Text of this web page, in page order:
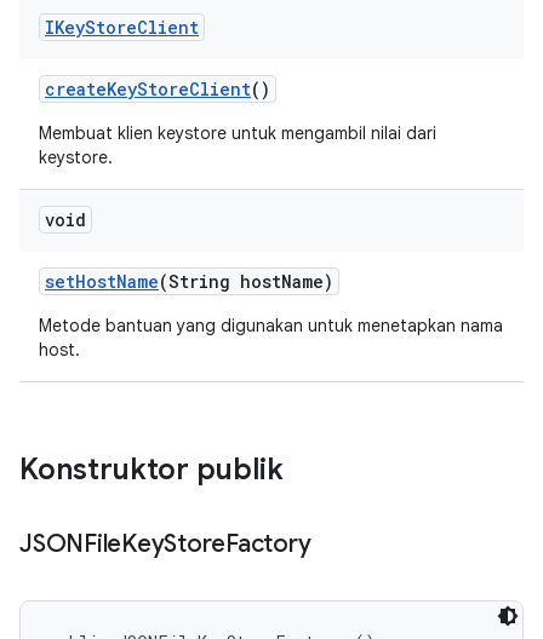
IKeyStoreClient
createKeyStoreClient()
Membuat klien keystore untuk mengambil nilai dari
keystore.
void
setHostName(String hostName)
Metode bantuan yang digunakan untuk menetapkan nama
host.
Konstruktor publik
JSONFileKeyStoreFactory